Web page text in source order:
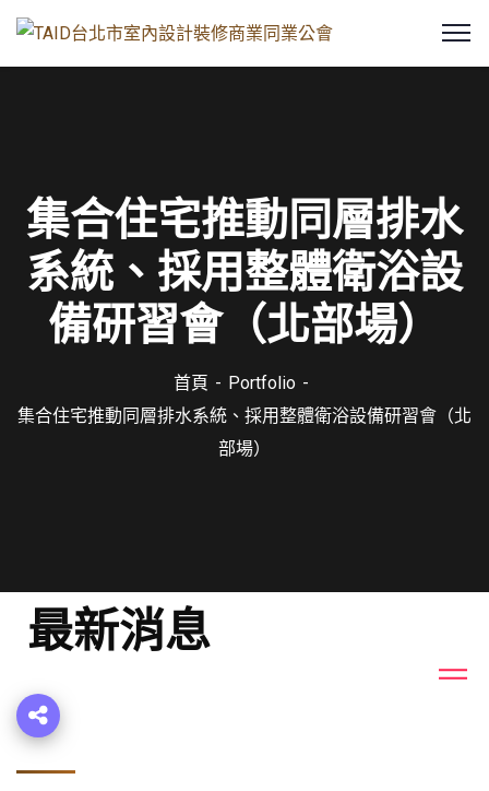
集合住宅推動同層排水
系統、採用整體衛浴設
備研習會（北部場）
首頁
Portfolio
集合住宅推動同層排水系統、採用整體衛浴設備研習會（北
部場）
最新消息